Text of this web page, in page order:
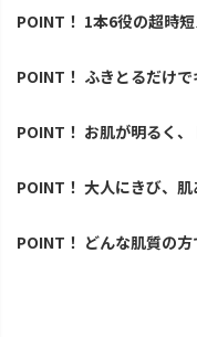
POINT！ 1本6役の超時
POINT！ ふきとるだけで
POINT！ お肌が明るく
POINT！ 大人にきび、肌
POINT！ どんな肌質の